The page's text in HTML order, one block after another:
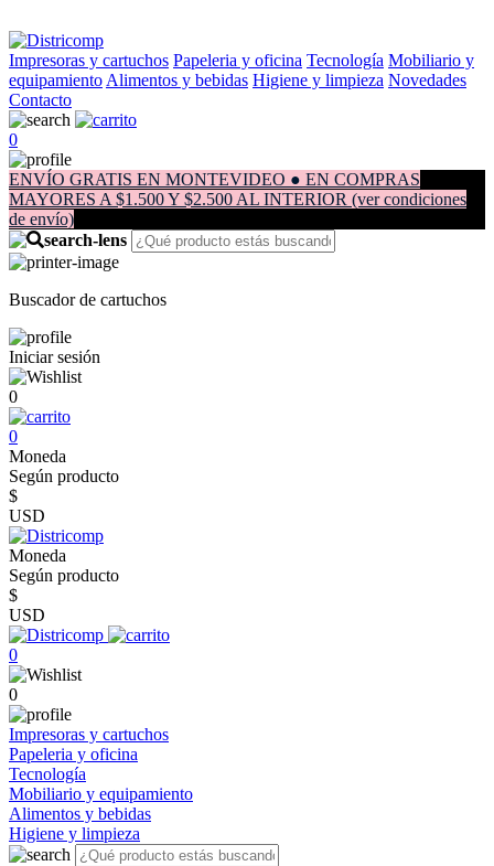
Impresoras y cartuchos Papeleria y oficina Tecnología Mobiliario y
equipamiento Alimentos y bebidas Higiene y limpieza Novedades
Contacto
0
ENVÍO GRATIS EN MONTEVIDEO ● EN COMPRAS
MAYORES A $1.500 Y $2.500 AL INTERIOR (ver condiciones
de envío)
Buscador de cartuchos
Iniciar sesión
0
0
Moneda
Según producto
$
USD
Moneda
Según producto
$
USD
0
0
Impresoras y cartuchos
Papeleria y oficina
Tecnología
Mobiliario y equipamiento
Alimentos y bebidas
Higiene y limpieza